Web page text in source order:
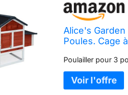
Alice's Garden
Poules. Cage
Poulailler pour 3